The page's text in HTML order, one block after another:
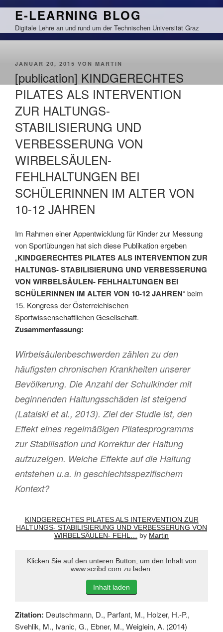
Zum
springen
E-LEARNING BLOG
Digitale Lehre an und rund um der Technischen Universität Graz
VERÖFFENTLICHT
JANUAR 20, 2015 VON MARTIN
[publication] KINDGERECHTES
PILATES ALS INTERVENTION
ZUR HALTUNGS-
STABILISIERUNG UND
VERBESSERUNG VON
WIRBELSÄULEN-
FEHLHALTUNGEN BEI
SCHÜLERINNEN IM ALTER VON
10-12 JAHREN
Im Rahmen einer Appentwicklung für Kinder zur Messung
von Sportübungen hat sich diese Publikation ergeben
„KINDGERECHTES PILATES ALS INTERVENTION ZUR
HALTUNGS- STABILISIERUNG UND VERBESSERUNG
VON WIRBELSÄULEN- FEHLHALTUNGEN BEI
SCHÜLERINNEN IM ALTER VON 10-12 JAHREN“ beim
15. Kongress der Österreichischen
Sportwissenschaftlichen Gesellschaft.
Zusammenfassung:
Wirbelsäulenbeschwerden zählen zu den
häufigsten chronischen Krankheiten unserer
Bevölkerung. Die Anzahl der Schulkinder mit
beginnenden Haltungsschäden ist steigend
(Latalski et al., 2013). Ziel der Studie ist, den
Effekt eines regelmäßigen Pilatesprogramms
zur Stabilisation und Korrektur der Haltung
aufzuzeigen. Welche Effekte auf die Haltung
entstehen u.a. in geschlechtsspezifischem
Kontext?
KINDGERECHTES PILATES ALS INTERVENTION ZUR
HALTUNGS- STABILISIERUNG UND VERBESSERUNG VON
WIRBELSÄULEN- FEHL…
by Martin
Klicken Sie auf den unteren Button, um den Inhalt von
www.scribd.com zu laden.
Inhalt laden
Zitation: Deutschmann, D., Parfant, M., Holzer, H.-P.,
Svehlik, M., Ivanic, G., Ebner, M., Weiglein, A. (2014)